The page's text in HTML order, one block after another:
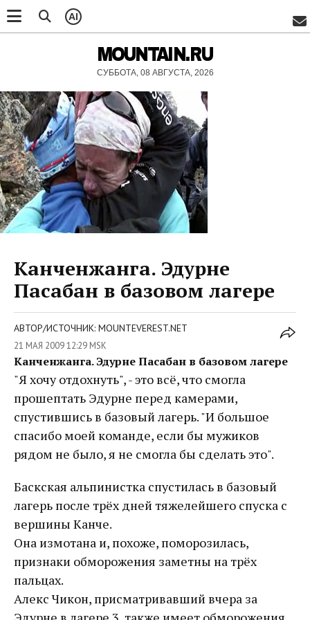
AI
MOUNTAIN.RU
СУББОТА, 08 АВГУСТА, 2026
Канченжанга. Эдурне
Пасабан в базовом лагере
АВТОР/ИСТОЧНИК: MOUNTEVEREST.NET
21 МАЯ 2009 12:29 MSK
Канченжанга. Эдурне Пасабан в базовом лагере
"Я хочу отдохнуть", - это всё, что смогла
прошептать Эдурне перед камерами,
спустившись в базовый лагерь. "И большое
спасибо моей команде, если бы мужиков
рядом не было, я не смогла бы сделать это".
Баскская альпинистка спустилась в базовый
лагерь после трёх дней тяжелейшего спуска с
вершины Канче.
Она измотана и, похоже, поморозилась,
признаки обморожения заметны на трёх
пальцах.
Алекс Чикон, присматривавший вчера за